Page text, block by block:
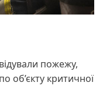
пожежу,
об’єкту критичної